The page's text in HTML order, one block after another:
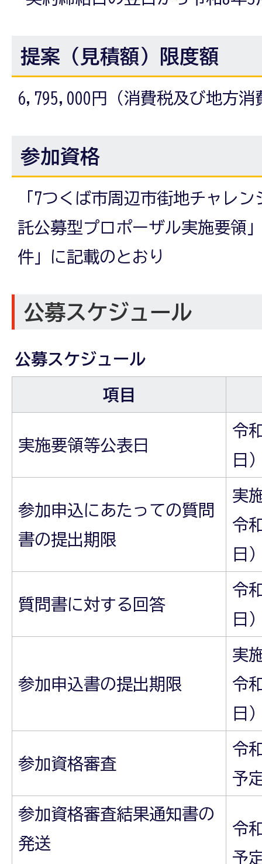
提案（見積額）限度額
6,795,000円（消費税及び地方消
参加資格
「7つくば市周辺市街地チャレ
託公募型プロポーザル実施要領
件」に記載のとおり
公募スケジュール
公募スケジュール
項目
実施要領等公表日
令
日
参加申込にあたっての質問
書の提出期限
実
令
日
質問書に対する回答
令
日
参加申込書の提出期限
実
令
日
参加資格審査
令
予
参加資格審査結果通知書の
発送
令
予